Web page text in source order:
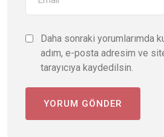
Daha sonraki yorumlarımda
adım, e-posta adresim ve
tarayıcıya kaydedilsin.